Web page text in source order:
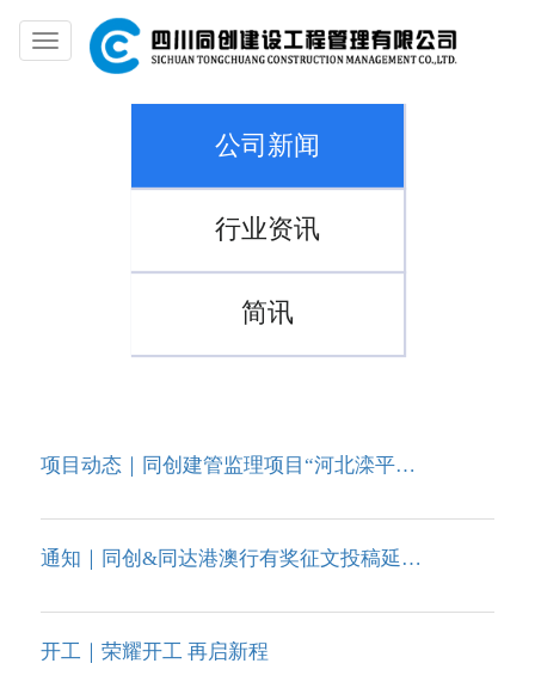
Toggle
navigation
公司新闻
行业资讯
简讯
项目动态｜同创建管监理项目“河北滦平抽水蓄能电站”进度展示！
通知｜同创&同达港澳行有奖征文投稿延期至2月12日！
开工｜荣耀开工 再启新程